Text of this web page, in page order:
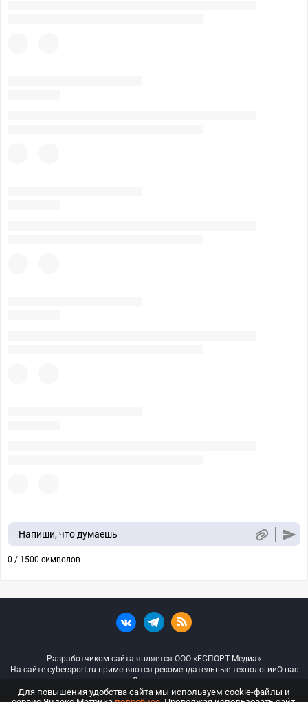
Напиши, что думаешь
0 / 1500 символов
Разработчиком сайта является ООО «ЕСПОРТ Медиа»
На сайте cybersport.ru применяются рекомендательные технологииО нас
Документы
Для повышения удобства сайта мы используем cookie-файлы и